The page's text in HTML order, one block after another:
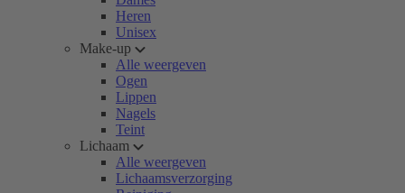
Heren
Unisex
Make-up
Alle weergeven
Ogen
Lippen
Nagels
Teint
Lichaam
Alle weergeven
Lichaamsverzorging